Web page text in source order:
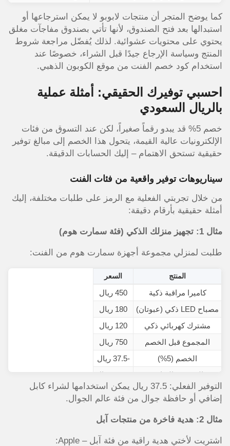
كما يوضح المتجر أن منتجات لابوبو لا يمكن استرجاعها أو
استبدالها بعد فتح الصندوق، لأنها تأتي بصندوق مفاجآت مغلق
يحتوي على محتويات عشوائية. لذلك يُفضّل مراجعة شروط
المنتج وسياسة الإرجاع جيدًا قبل الشراء، خصوصًا عند
استخدام كود خصم الفنت من موقع الكوبون الذهبي.
احسبي توفيرك الحقيقي: أمثلة عملية
بالريال السعودي
خصم 5% قد يبدو رقماً صغيراً، لكن عند التسوق من فئات
الإلكترونيات عالية القيمة، يتحول هذا الخصم إلى مبالغ توفير
حقيقية تستحق الاهتمام – إليك الحسابات الدقيقة.
سيناريوهات توفير واقعية من فئات الفنت
من خلال تجربتي الفعلية مع الرمز على طلبات مختلفة، إليك
أمثلة حقيقية بأرقام دقيقة:
مثال 1: تجهيز منزلك الذكي (فئة سمارت هوم)
طلبت لمنزلي مجموعة أجهزة سمارت هوم من الفنت:
المنتج السعر
كاميرا مراقبة ذكية
450 ريال
مصباح LED ذكي (عبوتان)
180 ريال
مشترك كهربائي ذكي
120 ريال
المجموع قبل الخصم
750 ريال
الخصم (5%)
-37.5 ريال
المجموع النهائي
التوفير الفعلي: 37.5 ريال يمكن استخدامها لشراء كابل
إضافي أو حافظة جوال من فئة عالم الجوال.
مثال 2: هدية فاخرة من منتجات آبل
اشتريت لأختي هدية راقية من فئة آبل – Apple: